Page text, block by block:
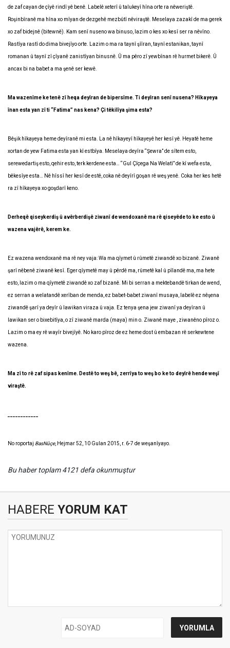
de zaf cayan de çîyê rindî yê benê. Labelê xeterî û talukeyî hîna orte ra nêweriştê.
Roşinbîranê ma hîna xo mîyan de dezgehê mezbûtî nêviraştê. Meselaya zazakî de ma gerek
xo zaf bidejnê (bitewnê). Kam senî nuseno wa binuso, lazim o kes xo kesî ser ra nêvîno.
Rastîya rastî do dima bivejîyo orte. Lazim o ma ra taynî şîîran, taynî estanikan, taynî
romanan û taynî zî çîyanê zanistîyan binusnê. Û ma pêro zî yewbînan rê hurmet bikerê. Û
ancax bi na babet a ma şenê ser kewê.
Ma wazenîme ke tenê zî heqa deyîran de bipersîme. Ti deyîran senî nusena? Hîkayeya
înan esta yan zî ti “Fatima” nas kena? Çi têkilîya şima esta?
Bêşik hîkayeya heme deyîranê mi esta. La nê hîkayeyî hîkayeyê her kesî yê. Heyatê heme
xortan de yew Fatima esta yan kî estbîya. Meselaya deyîra “Şewra” de sîtem esto,
serewedartiş esto, qehir esto, terk kerdene esta… “Gul Çîçega Na Welatî” de kî wefa esta,
bêkesîye esta… Nê hîssî her kesî de estê, coka nê deyîrî goşan rê weş yenê. Coka her kes hetê
ra zî hîkayeya xo goşdarî keno.
Derheqê qiseykerdiş û avêrberdişê ziwanî de wendoxanê ma rê qiseyêde to ke esto û
wazena vajêrê, kerem ke.
Ez wazena wendoxanê ma rê ney vaja: Wa ma qîymet û rûmetê ziwandê xo bizanê. Ziwanê
şarî nêbenê ziwanê kesî. Eger qîymetê may û pêrdê ma, rûmetê kal û pîlandê ma, ma hete
esto, lazim o ma qîymetê ziwandê xo zaf bizanê. Mi bi serran a mektebandê tirkan de wend,
ez serran a welatandê xerîban de menda, ez babet-babet ziwanî musaya, labelê ez nêşena
ziwandê şarî ya deyîr û lawikan viraza û vaja. Ez tenya şena jew ziwanî ya deyîran û
lawikan ser o bixebitîya, o zî ziwanê marda (maya) min o. Ziwanê maye , ziwanêno pîroz o.
Lazim o ma ey rê wayîr bivejîyê. No karo pîroz de ez heme dost û embazan rê serkewtene
wazena.
Ma zî to rê zaf sipas kenîme. Destê to weş bê, zerrîya to weş bo ke to deyîrê hende weşî
viraştê.
No roportaj BasNûçe, Hejmar 52, 10 Gulan 2015, r. 6-7 de weşanîyayo.
Bu haber toplam 4121 defa okunmuştur
HABERE YORUM KAT